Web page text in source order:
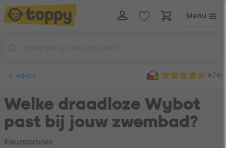
Menu
Advies 9 /10
Welke draadloze Wybot
past bij jouw zwembad?
Keuzeadvies